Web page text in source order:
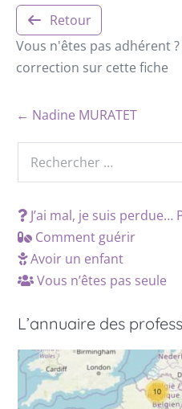
Retour
Vous n'êtes pas adhérent
correction sur cette fiche
← Nadine MURATET
J’ai mal, je suis
Comment guérir
Avoir un enfant
Vous n’êtes pas seule
L’annuaire des